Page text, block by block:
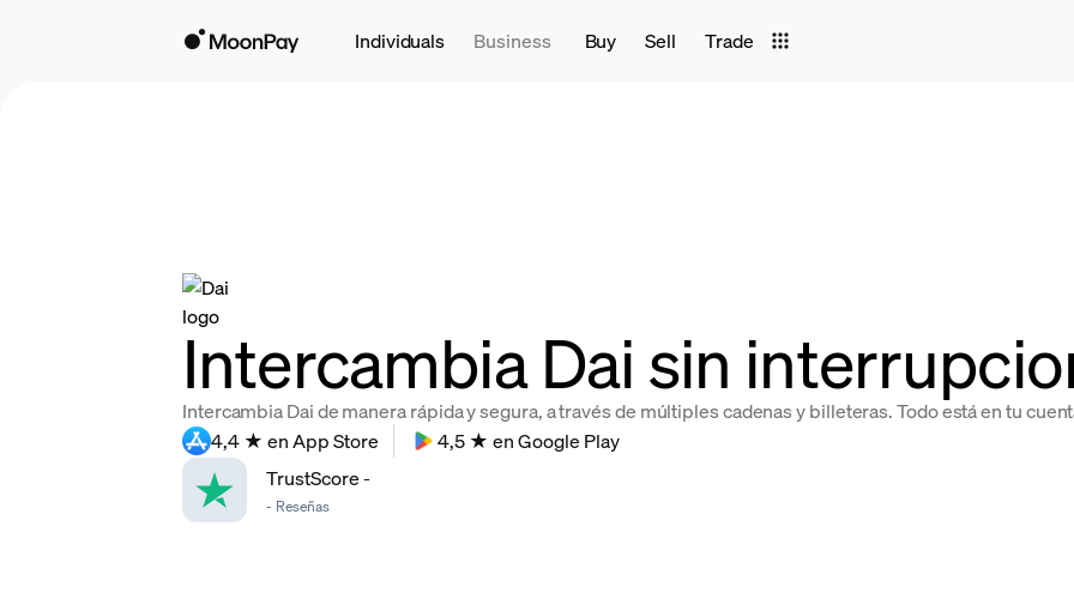
Individuals Business Buy Sell Trade
Intercambia Dai sin
Intercambia Dai de manera rápida y segura, a través de múltiples cadenas y billeteras. Todo está en tu
4,4 ★ en App Store
4,5 ★ en Google Play
TrustScore-
- Reseñas